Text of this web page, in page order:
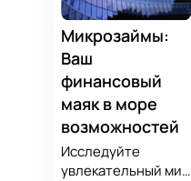
безопасность. Ваш
компас в мире
микрокредитов!
Микрозаймы:
Ваш
финансовый
маяк в море
возможностей
Исследуйте
увлекательный мир